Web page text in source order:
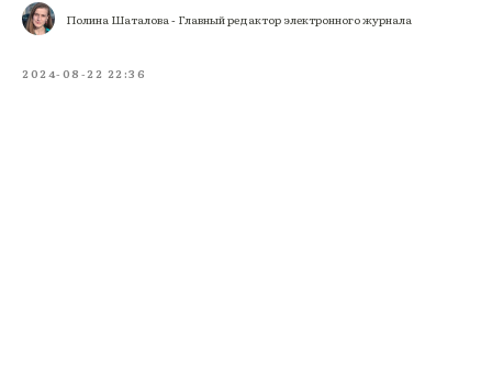
Полина Шаталова - Главный редактор электронного журнала
2024-08-22 22:36